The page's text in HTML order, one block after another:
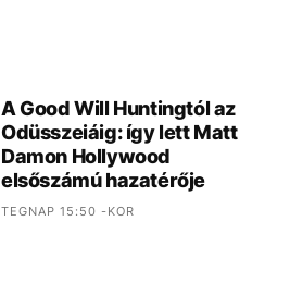
A Good Will Huntingtól az
Odüsszeiáig: így lett Matt
Damon Hollywood
elsőszámú hazatérője
TEGNAP 15:50 -KOR